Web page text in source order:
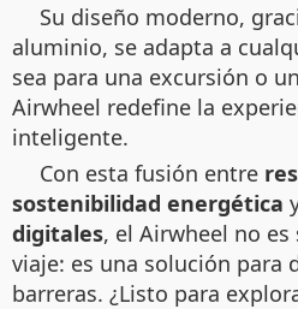
Su diseño moderno,
aluminio, se adapta a
sea para una excursión o
Airwheel redefine la
inteligente.
Con esta fusión entre
sostenibilidad energética
digitales, el Airwheel no
viaje: es una solución para
barreras. ¿Listo para